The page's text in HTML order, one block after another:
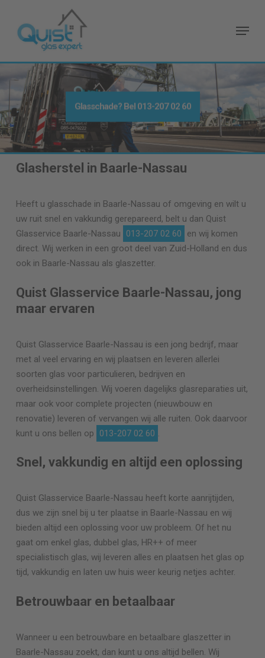
main
Menu
Glasschade? Bel 013-207 02 60
Glasherstel in Baarle-Nassau
Heeft u glasschade in Baarle-Nassau of omgeving en wilt u
uw ruit snel en vakkundig gerepareerd, belt u dan Quist
Glasservice Baarle-Nassau
013-207 02 60
en wij komen
direct. Wij werken in een groot deel van Zuid-Holland en dus
ook in Baarle-Nassau als glaszetter.
Quist Glasservice Baarle-Nassau, jong
maar ervaren
Quist Glasservice Baarle-Nassau is een jong bedrijf, maar
met al veel ervaring en wij plaatsen en leveren allerlei
soorten glas voor particulieren, bedrijven en
overheidsinstellingen. Wij voeren dagelijks glasreparaties uit,
maar ook voor complete projecten (nieuwbouw en
renovatie) leveren of vervangen wij alle ruiten. Ook daarvoor
kunt u ons bellen op
013-207 02 60 .
Snel, vakkundig en altijd een oplossing
Quist Glasservice Baarle-Nassau heeft korte aanrijtijden,
dus we zijn snel bij u ter plaatse in Baarle-Nassau en wij
bieden altijd een oplossing voor uw probleem. Of het nu
gaat om enkel glas, dubbel glas, HR++ of meer
specialistisch glas, wij leveren alles en plaatsen het glas op
tijd, vakkundig en laten uw huis weer keurig netjes achter.
Betrouwbaar en betaalbaar
Wanneer u een betrouwbare en betaalbare glaszetter in
Baarle-Nassau zoekt, dan kunt u ons altijd bellen. Wij